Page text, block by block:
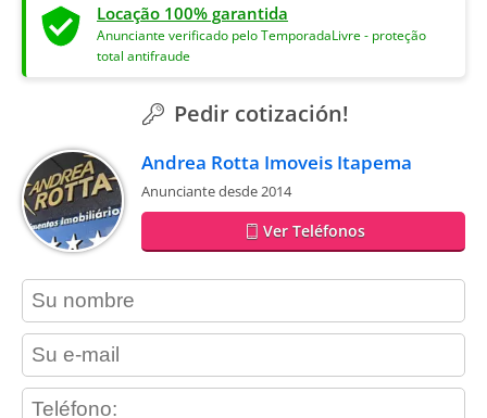
Locação 100% garantida
Anunciante verificado pelo TemporadaLivre - proteção
total antifraude
Pedir cotización!
Andrea Rotta Imoveis Itapema
Anunciante desde 2014
Ver Teléfonos
contact_name
contact_email
contact_phone